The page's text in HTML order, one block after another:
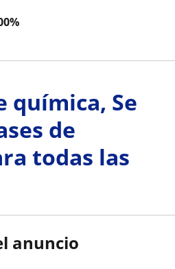
química, Se
de
todas las
anuncio